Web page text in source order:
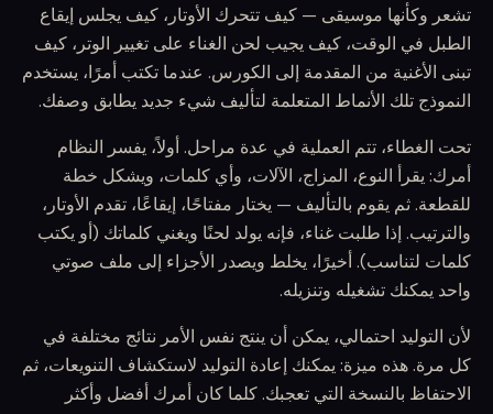
تشعر وكأنها موسيقى — كيف تتحرك الأوتار، كيف يجلس إيقاع
الطبل في الوقت، كيف يجيب لحن الغناء على تغيير الوتر، كيف
تبنى الأغنية من المقدمة إلى الكورس. عندما تكتب أمرًا، يستخدم
النموذج تلك الأنماط المتعلمة لتأليف شيء جديد يطابق وصفك.
تحت الغطاء، تتم العملية في عدة مراحل. أولاً، يفسر النظام
أمرك: يقرأ النوع، المزاج، الآلات، وأي كلمات، ويشكل خطة
للقطعة. ثم يقوم بالتأليف — يختار مفتاحًا، إيقاعًا، تقدم الأوتار،
والترتيب. إذا طلبت غناء، فإنه يولد لحنًا ويغني كلماتك (أو يكتب
كلمات لتناسب). أخيرًا، يخلط ويصدر الأجزاء إلى ملف صوتي
واحد يمكنك تشغيله وتنزيله.
لأن التوليد احتمالي، يمكن أن ينتج نفس الأمر نتائج مختلفة في
كل مرة. هذه ميزة: يمكنك إعادة التوليد لاستكشاف التنويعات، ثم
الاحتفاظ بالنسخة التي تعجبك. كلما كان أمرك أفضل وأكثر